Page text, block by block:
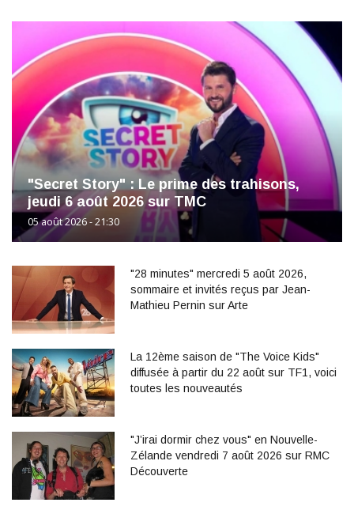
"Secret Story" : Le prime des trahisons,
jeudi 6 août 2026 sur TMC
05 août 2026 - 21:30
"28 minutes" mercredi 5 août 2026,
sommaire et invités reçus par Jean-
Mathieu Pernin sur Arte
La 12ème saison de "The Voice Kids"
diffusée à partir du 22 août sur TF1, voici
toutes les nouveautés
"J’irai dormir chez vous" en Nouvelle-
Zélande vendredi 7 août 2026 sur RMC
Découverte